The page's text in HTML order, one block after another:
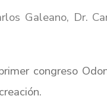
Galeano, Dr.
congreso